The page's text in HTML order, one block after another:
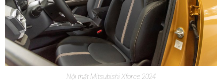
Nội thất Mitsubishi Xforce 2024